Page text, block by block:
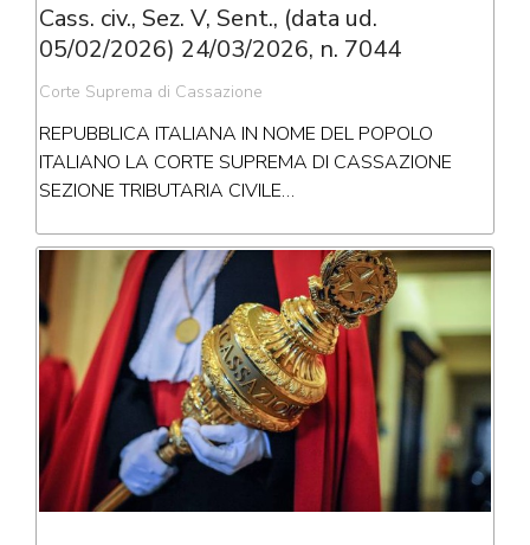
Cass. civ., Sez. V, Sent., (data ud.
05/02/2026) 24/03/2026, n. 7044
Corte Suprema di Cassazione
REPUBBLICA ITALIANA IN NOME DEL POPOLO
ITALIANO LA CORTE SUPREMA DI CASSAZIONE
SEZIONE TRIBUTARIA CIVILE…